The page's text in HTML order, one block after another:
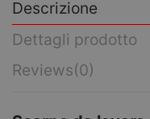
Descrizione
Dettagli prodotto
Reviews(0)